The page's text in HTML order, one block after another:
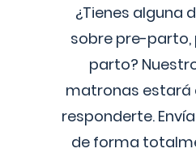
¿Tienes alguna
sobre pre-
parto?
matronas estará
responderte.
de forma